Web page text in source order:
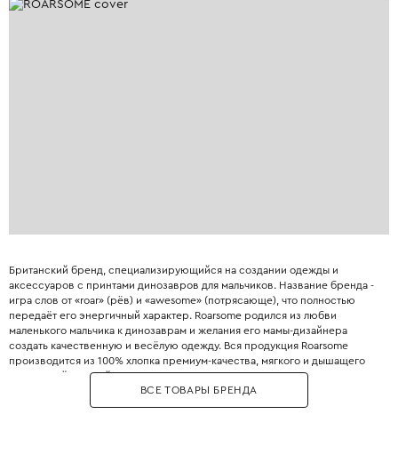
Британский бренд, специализирующийся на создании одежды и
аксессуаров с принтами динозавров для мальчиков. Название бренда -
игра слов от «roar» (рёв) и «awesome» (потрясающе), что полностью
передаёт его энергичный характер. Roarsome родился из любви
маленького мальчика к динозаврам и желания его мамы-дизайнера
создать качественную и весёлую одежду. Вся продукция Roarsome
производится из 100% хлопка премиум-качества, мягкого и дышащего
для нежной детской кожи. Узоры на тканях создаются вручную
художниками бренда, что гарантирует уникальность и оригинальность
каждого принта. Особенность Roarsome - использование тактильных
ВСЕ ТОВАРЫ БРЕНДА